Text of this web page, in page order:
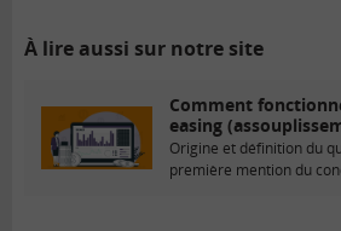
À lire aussi sur notre site
Comment
easing
Origine et définition du
première mention du